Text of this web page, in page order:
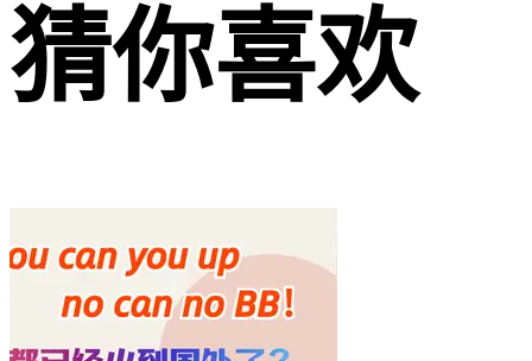
猜你喜欢